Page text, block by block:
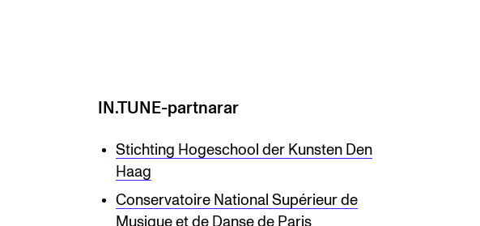
IN.TUNE-partnarar
Stichting Hogeschool der Kunsten Den
Haag
Conservatoire National Supérieur de
Musique et de Danse de Paris